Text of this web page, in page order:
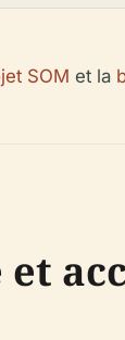
SOM et la